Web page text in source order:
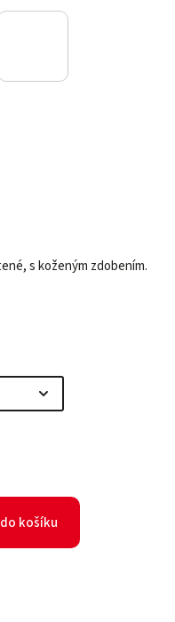
s koženým zdobením.
košíku